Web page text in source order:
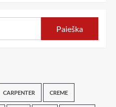
CARPENTER CREME